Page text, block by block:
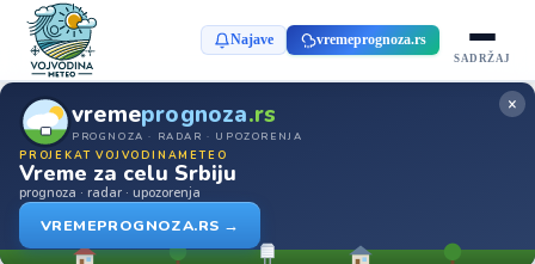
Najave vremeprognoza.rs
SADRŽAJ
vremeprognoza.rs
PROGNOZA · RADAR · UPOZORENJA
PROJEKAT VOJVODINAMETEO
Vreme za celu Srbiju
prognoza · radar · upozorenja
VREMEPROGNOZA.RS →
×